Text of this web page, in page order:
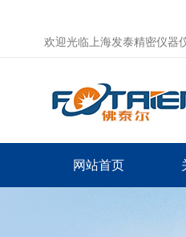
欢迎光临上海发泰精密仪器
网站首页